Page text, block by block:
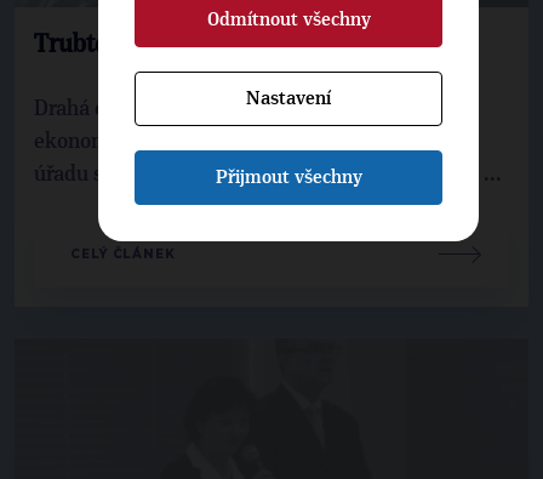
Trubte poplach – slunce svítí!
Drahá elektřina začíná ohrožovat růst české
ekonomiky. Podle Energetického regulačního
úřadu si v roce 2010 na výrobu energie ze slunce ...
CELÝ ČLÁNEK
Odmítnout všechny
Nastavení
Přijmout všechny